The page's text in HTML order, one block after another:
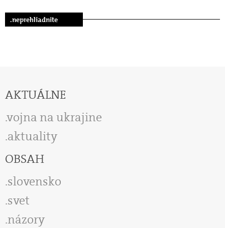
.neprehliadnite
AKTUÁLNE
vojna na ukrajine
aktuality
OBSAH
slovensko
svet
názory